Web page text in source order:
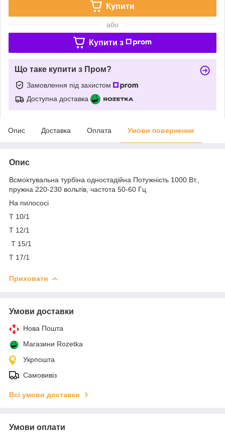
Купити
або
Купити з
Що таке купити з Пром?
Замовлення під захистом
Доступна доставка
Опис Доставка Оплата Умови повернення
Опис
Всмоктувальна турбіна одностадійна Потужність 1000 Вт.,
пружна 220-230 вольтів, частота 50-60 Гц
На пилососі
T 10/1
T 12/1
T 15/1
T 17/1
Приховати
Умови доставки
Нова Пошта
Магазини Rozetka
Укрпошта
Самовивіз
Всі умови доставки
Умови оплати